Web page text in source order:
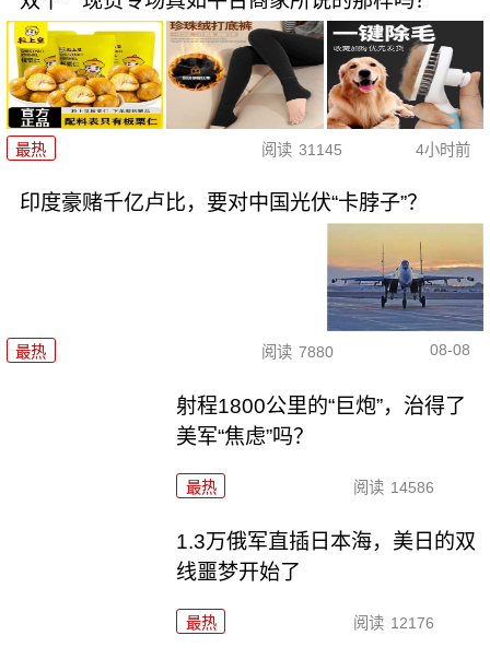
最热 阅读 31145 4小时前
印度豪赌千亿卢比，要对中国光伏“卡脖子”？
最热 阅读 7880 08-08
射程1800公里的“巨炮”，治得了
美军“焦虑”吗？
最热 阅读 14586
1.3万俄军直插日本海，美日的双
线噩梦开始了
最热 阅读 12176